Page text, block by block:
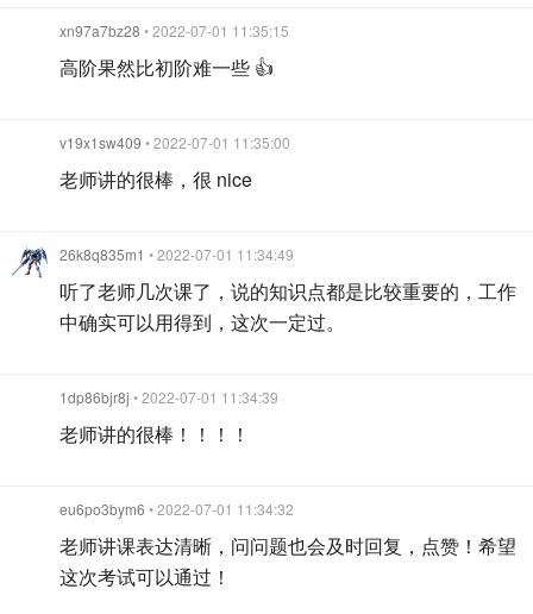
xn97a7bz28 • 2022-07-01 11:35:15
高阶果然比初阶难一些 👍
v19x1sw409 • 2022-07-01 11:35:00
老师讲的很棒，很 nice
26k8q835m1 • 2022-07-01 11:34:49
听了老师几次课了，说的知识点都是比较重要的，工作
中确实可以用得到，这次一定过。
1dp86bjr8j • 2022-07-01 11:34:39
老师讲的很棒！！！！
eu6po3bym6 • 2022-07-01 11:34:32
老师讲课表达清晰，问问题也会及时回复，点赞！希望
这次考试可以通过！